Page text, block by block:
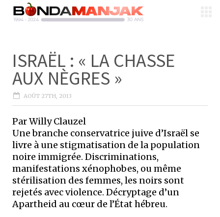
ISRAËL : « LA CHASSE
AUX NÈGRES »
AOÛT 27TH, 2013
Par Willy Clauzel
Une branche conservatrice juive d’Israël se
livre à une stigmatisation de la population
noire immigrée. Discriminations,
manifestations xénophobes, ou même
stérilisation des femmes, les noirs sont
rejetés avec violence. Décryptage d’un
Apartheid au cœur de l’État hébreu.